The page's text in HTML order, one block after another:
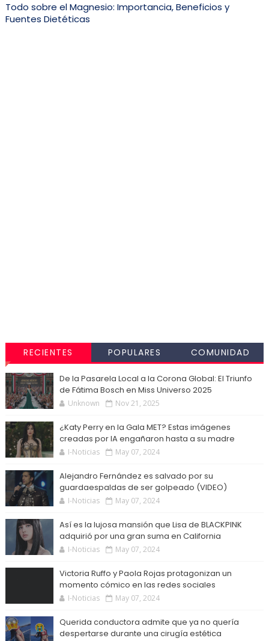
Todo sobre el Magnesio: Importancia, Beneficios y
Fuentes Dietéticas
RECIENTES POPULARES COMUNIDAD
De la Pasarela Local a la Corona Global: El Triunfo
de Fátima Bosch en Miss Universo 2025
Unknown Nov 21, 2025
¿Katy Perry en la Gala MET? Estas imágenes
creadas por IA engañaron hasta a su madre
I-Noticias May 07, 2024
Alejandro Fernández es salvado por su
guardaespaldas de ser golpeado (VIDEO)
I-Noticias May 07, 2024
Así es la lujosa mansión que Lisa de BLACKPINK
adquirió por una gran suma en California
I-Noticias May 07, 2024
Victoria Ruffo y Paola Rojas protagonizan un
momento cómico en las redes sociales
I-Noticias May 07, 2024
Querida conductora admite que ya no quería
despertarse durante una cirugía estética